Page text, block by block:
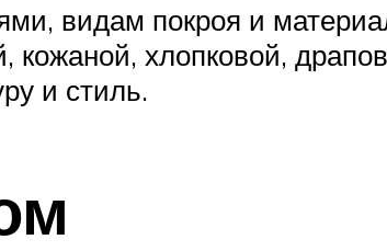
видам покроя и
кожаной, хлопковой,
и стиль.